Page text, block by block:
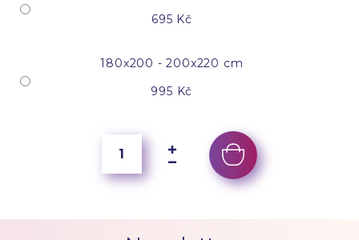
695 Kč
180x200 - 200x220 cm
995 Kč